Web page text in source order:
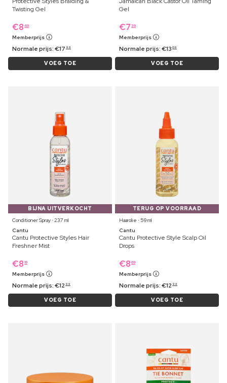
Twisting Gel
€8 49
Memberprijs
Normale prijs:€17 99
VOEG TOE
Gel
€7 39
Memberprijs
Normale prijs:€13 09
VOEG TOE
BIJNA UITVERKOCHT
Conditioner Spray ⋅ 237 ml
Cantu
Cantu Protective Styles Hair
Freshner Mist
€8 19
Memberprijs
Normale prijs:€12 99
VOEG TOE
TERUG OP VOORRAAD
Haarolie ⋅ 59 ml
Cantu
Cantu Protective Style Scalp Oil
Drops
€8 69
Memberprijs
Normale prijs:€12 99
VOEG TOE